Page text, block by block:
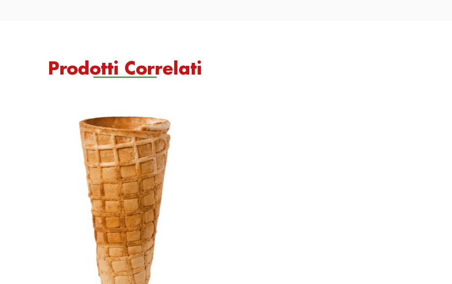
Prodotti Correlati